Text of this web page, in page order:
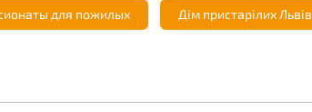
для пожилых Дім пристарілих Львів